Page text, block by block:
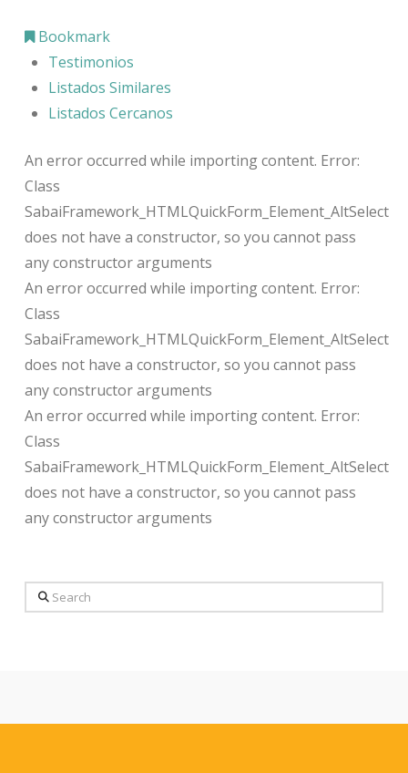
Bookmark
Testimonios
Listados Similares
Listados Cercanos
An error occurred while importing content. Error:
Class
SabaiFramework_HTMLQuickForm_Element_AltSelect
does not have a constructor, so you cannot pass
any constructor arguments
An error occurred while importing content. Error:
Class
SabaiFramework_HTMLQuickForm_Element_AltSelect
does not have a constructor, so you cannot pass
any constructor arguments
An error occurred while importing content. Error:
Class
SabaiFramework_HTMLQuickForm_Element_AltSelect
does not have a constructor, so you cannot pass
any constructor arguments
Search